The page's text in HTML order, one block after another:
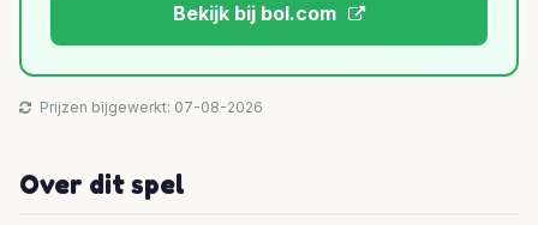
Bekijk bij bol.com
Prijzen bijgewerkt: 07-08-2026
Over dit spel